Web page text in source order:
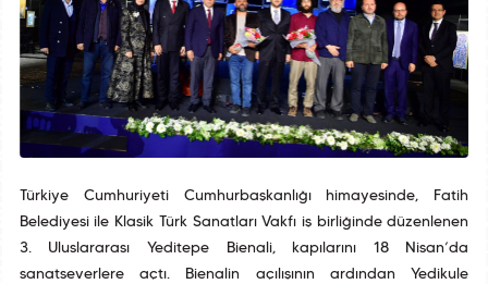
Türkiye Cumhuriyeti Cumhurbaşkanlığı himayesinde, Fatih
Belediyesi ile Klasik Türk Sanatları Vakfı iş birliğinde düzenlenen
3. Uluslararası Yeditepe Bienali, kapılarını 18 Nisan’da
sanatseverlere açtı. Bienalin açılışının ardından Yedikule